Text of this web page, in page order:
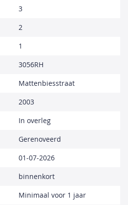
3
2
1
3056RH
Mattenbiesstraat
2003
In overleg
Gerenoveerd
01-07-2026
binnenkort
Minimaal voor 1 jaar